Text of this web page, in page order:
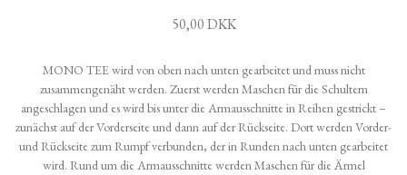
50,00 DKK
MONO TEE wird von oben nach unten gearbeitet und muss nicht
zusammengenäht werden. Zuerst werden Maschen für die Schultern
angeschlagen und es wird bis unter die Armausschnitte in Reihen gestrickt –
zunächst auf der Vorderseite und dann auf der Rückseite. Dort werden Vorder-
und Rückseite zum Rumpf verbunden, der in Runden nach unten gearbeitet
wird. Rund um die Armausschnitte werden Maschen für die Ärmel